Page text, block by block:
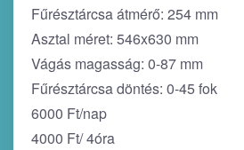
Fűrésztárcsa átmérő: 254 mm
Asztal méret: 546x630 mm
Vágás magasság: 0-87 mm
Fűrésztárcsa döntés: 0-45 fok
6000 Ft/nap
4000 Ft/ 4óra